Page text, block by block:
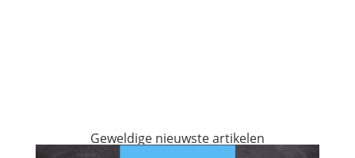
Geweldige nieuwste artikelen